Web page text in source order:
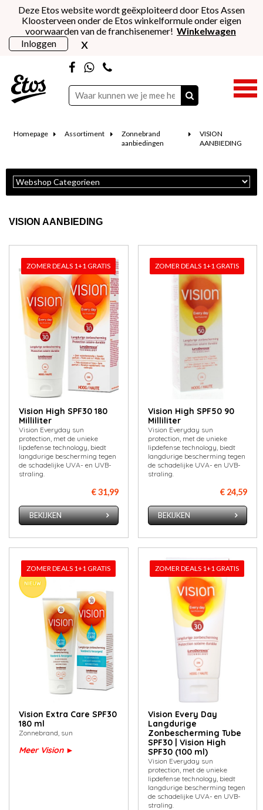
Deze Etos website wordt geëxploiteerd door Etos Assen
Kloosterveen onder de Etos winkelformule onder eigen
voorwaarden van de franchisenemer! Winkelwagen
Inloggen
x
Homepage Assortiment
Zonnebrand
aanbiedingen
VISION
AANBIEDING
VISION AANBIEDING
ZOMER DEALS 1+1 GRATIS
Vision High SPF30 180
Milliliter
Vision Everyday sun
protection, met de unieke
lipdefense technology, biedt
langdurige bescherming tegen
de schadelijke UVA- en UVB-
straling.
€ 31,99
BEKIJKEN
ZOMER DEALS 1+1 GRATIS
Vision High SPF50 90
Milliliter
Vision Everyday sun
protection, met de unieke
lipdefense technology, biedt
langdurige bescherming tegen
de schadelijke UVA- en UVB-
straling.
€ 24,59
BEKIJKEN
ZOMER DEALS 1+1 GRATIS
Vision Extra Care SPF30
180 ml
Zonnebrand, sun
Meer Vision ►
ZOMER DEALS 1+1 GRATIS
Vision Every Day
Langdurige
Zonbescherming Tube
SPF30 | Vision High
SPF30 (100 ml)
Vision Everyday sun
protection, met de unieke
lipdefense technology, biedt
langdurige bescherming tegen
de schadelijke UVA- en UVB-
straling.